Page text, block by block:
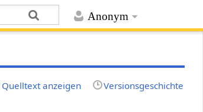
Anonym
Quelltext anzeigen Versionsgeschichte